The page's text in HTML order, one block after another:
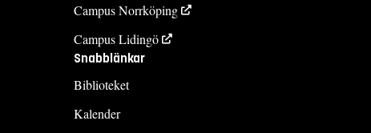
Campus Norrköping
Campus Lidingö
Snabblänkar
Biblioteket
Kalender